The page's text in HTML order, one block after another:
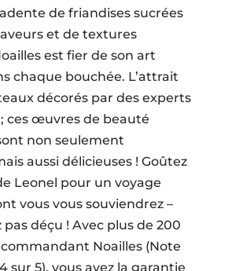
de friandises sucrées
et de textures
est fier de son art
chaque bouchée. L’attrait
décorés par des experts
ces œuvres de beauté
non seulement
aussi délicieuses ! Goûtez
Leonel pour un voyage
vous vous souviendrez –
pas déçu ! Avec plus de 200
Noailles (Note
sur 5), vous avez la garantie